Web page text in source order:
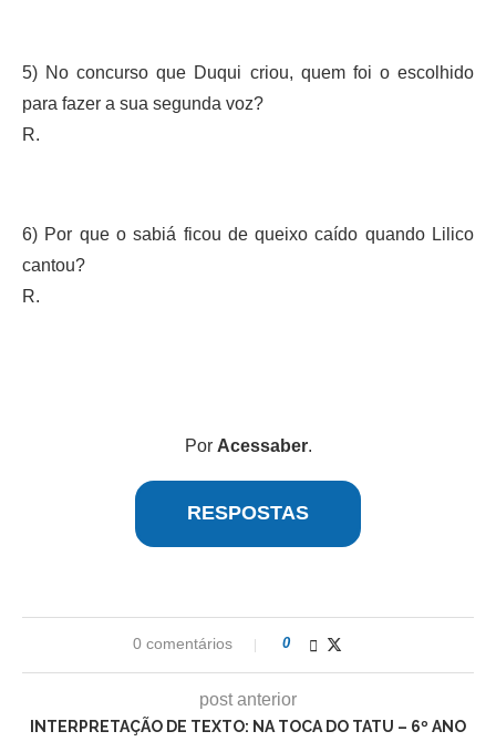
5) No concurso que Duqui criou, quem foi o escolhido
para fazer a sua segunda voz?
R.
6) Por que o sabiá ficou de queixo caído quando Lilico
cantou?
R.
Por Acessaber.
RESPOSTAS
0 comentários 0
post anterior
INTERPRETAÇÃO DE TEXTO: NA TOCA DO TATU – 6º ANO